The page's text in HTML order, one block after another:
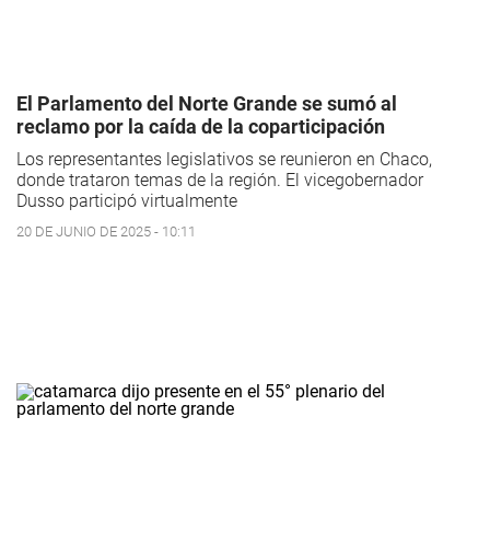
El Parlamento del Norte Grande se sumó al
reclamo por la caída de la coparticipación
Los representantes legislativos se reunieron en Chaco,
donde trataron temas de la región. El vicegobernador
Dusso participó virtualmente
20 DE JUNIO DE 2025 - 10:11